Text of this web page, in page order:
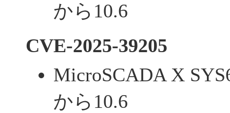
から10.6
CVE-2025-39205
MicroSCADA X
から10.6